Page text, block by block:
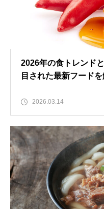
2026年の食トレンド
目された最新フード
2026.03.14